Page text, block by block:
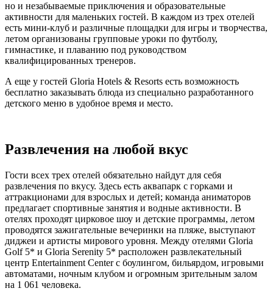
но и незабываемые приключения и образовательные
активности для маленьких гостей. В каждом из трех отелей
есть мини-клуб и различные площадки для игры и творчества,
летом организованы групповые уроки по футболу,
гимнастике, и плаванию под руководством
квалифицированных тренеров.
А еще у гостей Gloria Hotels & Resorts есть возможность
бесплатно заказывать блюда из специально разработанного
детского меню в удобное время и место.
Развлечения на любой вкус
Гости всех трех отелей обязательно найдут для себя
развлечения по вкусу. Здесь есть аквапарк с горками и
аттракционами для взрослых и детей; команда аниматоров
предлагает спортивные занятия и водные активности. В
отелях проходят цирковое шоу и детские программы, летом
проводятся зажигательные вечеринки на пляже, выступают
диджеи и артисты мирового уровня. Между отелями Gloria
Golf 5* и Gloria Serenity 5* расположен развлекательный
центр Entertainment Center с боулингом, бильярдом, игровыми
автоматами, ночным клубом и огромным зрительным залом
на 1 061 человека.